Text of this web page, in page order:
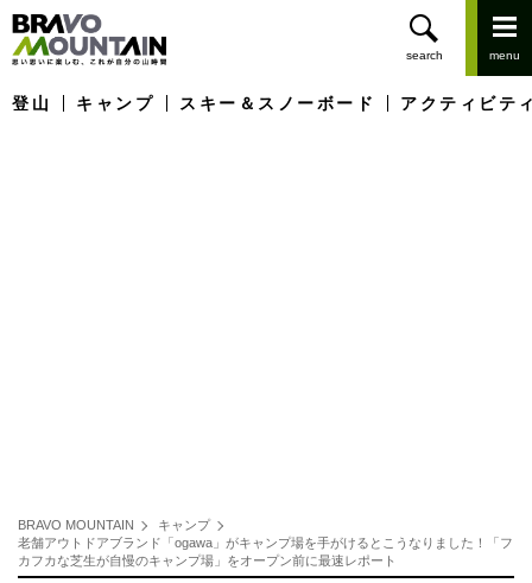
登山 キャンプ スキー＆スノーボード アクティビテ
BRAVO MOUNTAIN
キャンプ
老舗アウトドアブランド「ogawa」がキャンプ場を手がけるとこうなりました！「フ
カフカな芝生が自慢のキャンプ場」をオープン前に最速レポート